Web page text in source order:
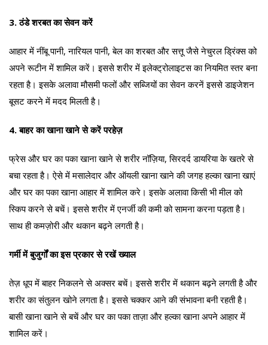
3. ठंडे शरबत का सेवन करें
आहार में नींबू पानी, नारियल पानी, बेल का शरबत और सत्तू जैसे नेचुरल ड्रिंक्स को
अपने रूटीन में शामिल करें। इससे शरीर में इलेक्‍ट्रोलाइटस का नियमित स्तर बना
रहता है। इसके अलावा मौसमी फलों और सब्जियों का सेवन करनें इससे डाइजेशन
बूसट करने में मदद मिलती है।
4. बाहर का खाना खाने से करें परहेज़
फ्रेस और घर का पका खाना खाने से शरीर नॉज़िया, सिरदर्द डायरिया के खतरे से
बचा रहता है। ऐसे में मसालेदार और ऑयली खाना खाने की जगह हल्का खाना खाएं
और घर का पका खाना आहार में शामिल करे। इसके अलावा किसी भी मील को
स्किप करने से बचें। इससे शरीर में एनर्जी की कमी को सामना करना पड़ता है।
साथ ही कमज़ोरी और थकान बढ़ने लगती है।
गर्मी में बुजुर्गों का इस प्रकार से रखें ख्याल
तेज़ धूप में बाहर निकलने से अक्सर बचें। इससे शरीर में थकान बढ़ने लगती है और
शरीर का संतुलन खोने लगता है। इससे चक्कर आने की संभावना बनी रहती है।
बासी खाना खाने से बचें और घर का पका ताज़ा और हल्का खाना अपने आहार में
शामिल करें।